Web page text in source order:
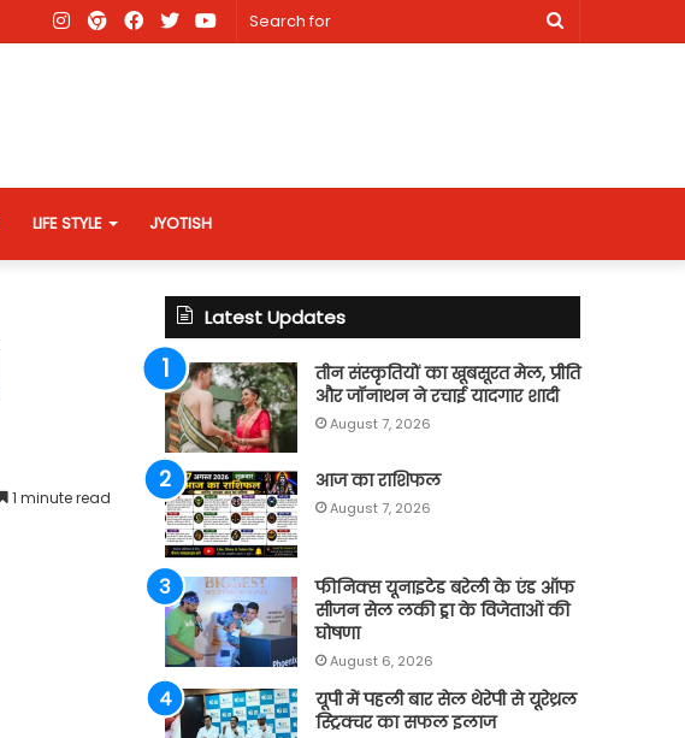
Search
Youtube
X
Facebook
AD
Instagram
LIFE STYLE JYOTISH
1 minute read
Latest Updates
तीन संस्कृतियों का खूबसूरत मेल, प्रीति
और जॉनाथन ने रचाई यादगार शादी
August 7, 2026
आज का राशिफल
August 7, 2026
फीनिक्स यूनाइटेड बरेली के एंड ऑफ
सीजन सेल लकी ड्रा के विजेताओं की
घोषणा
August 6, 2026
यूपी में पहली बार सेल थेरेपी से यूरेथ्रल
स्ट्रिक्चर का सफल इलाज